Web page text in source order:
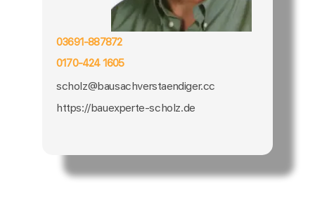
03691-887872
0170-424 1605
scholz@bausachverstaendiger.cc
https://bauexperte-scholz.de